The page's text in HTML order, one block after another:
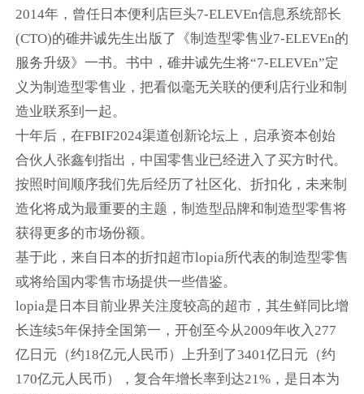
2014年，曾任日本便利店巨头7-ELEVEn信息系统部长
(CTO)的碓井诚先生出版了《制造型零售业7-ELEVEn的
服务升级》一书。书中，碓井诚先生将“7-ELEVEn”定
义为制造型零售业，把看似毫无关联的便利店行业和制
造业联系到一起。
十年后，在FBIF2024渠道创新论坛上，启承资本创始
合伙人张鑫钊指出，中国零售业已经进入了买方时代。
按照时间顺序我们先后经历了社区化、折扣化，未来制
造化将成为最重要的主题，制造型品牌和制造型零售将
获得更多的市场份额。
基于此，来自日本的折扣超市lopia所代表的制造型零售
或将给国内零售市场提供一些借鉴。
lopia是日本目前业界关注度较高的超市，其生鲜同比增
长连续5年保持全国第一，开创至今从2009年收入277
亿日元（约18亿元人民币）上升到了3401亿日元（约
170亿元人民币），复合年增长率到达21%，是日本为